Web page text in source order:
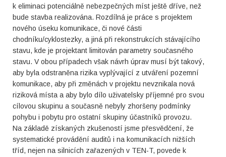
k eliminaci potenciálně nebezpečných míst ještě dříve, než
bude stavba realizována. Rozdílná je práce s projektem
nového úseku komunikace, či nové části
chodníku/cyklostezky, a jiná při rekonstrukcích stávajícího
stavu, kde je projektant limitován parametry současného
stavu. V obou případech však návrh úprav musí být takový,
aby byla odstraněna rizika vyplývající z utváření pozemní
komunikace, aby při změnách v projektu nevznikala nová
riziková místa a aby bylo dílo uživatelsky příjemné pro svou
cílovou skupinu a současně nebyly zhoršeny podmínky
pohybu i pobytu pro ostatní skupiny účastníků provozu.
Na základě získaných zkušeností jsme přesvědčení, že
systematické provádění auditů i na komunikacích nižších
tříd, nejen na silnicích zařazených v TEN-T, povede k